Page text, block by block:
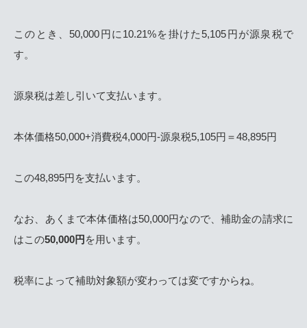
このとき、50,000円に10.21%を掛けた5,105円が源泉税で
す。
源泉税は差し引いて支払います。
本体価格50,000+消費税4,000円-源泉税5,105円＝48,895円
この48,895円を支払います。
なお、あくまで本体価格は50,000円なので、補助金の請求に
はこの50,000円 を用います。
税率によって補助対象額が変わっては変ですからね。